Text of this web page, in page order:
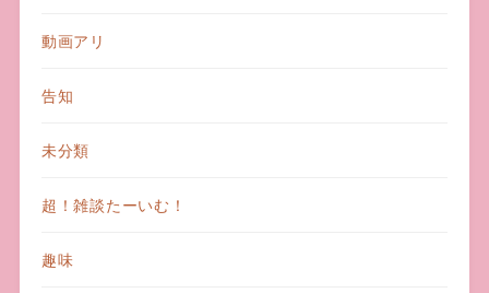
動画アリ
告知
未分類
超！雑談たーいむ！
趣味